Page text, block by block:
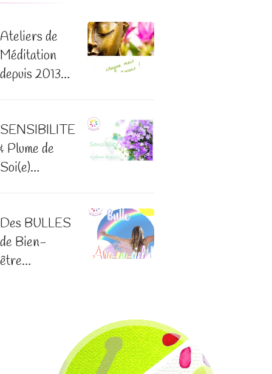
Ateliers de
Méditation
depuis 2013…
SENSIBILITE
& Plume de
Soi(e)…
Des BULLES
de Bien-
être…